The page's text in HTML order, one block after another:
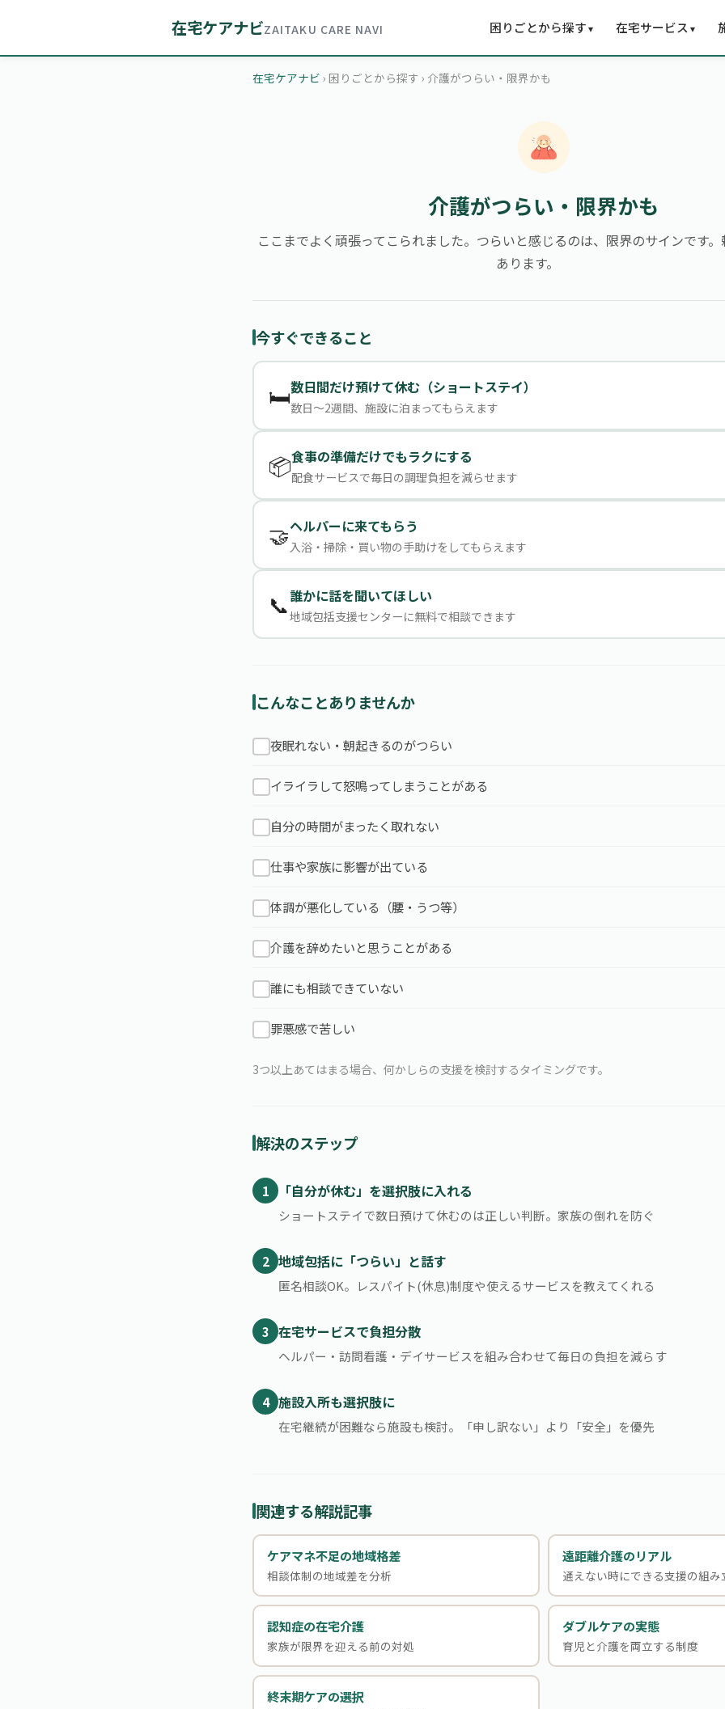
在宅ケアナビZAITAKU CARE NAVI 困りごとから探す▾ 在宅サービス ▾
在宅ケアナビ › 困りごとから探す › 介護がつらい・限界かも
介護がつらい・限界かも
ここまでよく頑張ってこられました。つらいと感じるのは、限界のサインです
あります。
今すぐできること
🛏️数日間だけ預けて休む（ショートステイ）
数日〜2週間、施設に泊まってもらえます
📦食事の準備だけでもラクにする
配食サービスで毎日の調理負担を減らせます
🤝ヘルパーに来てもらう
入浴・掃除・買い物の手助けをしてもらえます
📞誰かに話を聞いてほしい
地域包括支援センターに無料で相談できます
こんなことありませんか
夜眠れない・朝起きるのがつらい
イライラして怒鳴ってしまうことがある
自分の時間がまったく取れない
仕事や家族に影響が出ている
体調が悪化している（腰・うつ等）
介護を辞めたいと思うことがある
誰にも相談できていない
罪悪感で苦しい
3つ以上あてはまる場合、何かしらの支援を検討するタイミングです。
解決のステップ
「自分が休む」を選択肢に入れる
ショートステイで数日預けて休むのは正しい判断。家族の倒れを防ぐ
地域包括に「つらい」と話す
匿名相談OK。レスパイト(休息)制度や使えるサービスを教えてくれる
在宅サービスで負担分散
ヘルパー・訪問看護・デイサービスを組み合わせて毎日の負担を減らす
施設入所も選択肢に
在宅継続が困難なら施設も検討。「申し訳ない」より「安全」を優先
関連する解説記事
ケアマネ不足の地域格差
相談体制の地域差を分析
遠距離介護のリアル
通えない時にできる支援の組み
認知症の在宅介護
家族が限界を迎える前の対処
ダブルケアの実態
育児と介護を両立する制度
終末期ケアの選択